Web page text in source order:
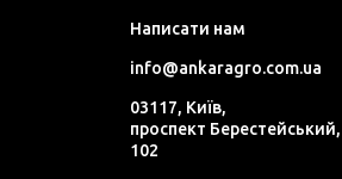
Написати нам
info@ankaragro.com.ua
03117, Київ,
проспект
102